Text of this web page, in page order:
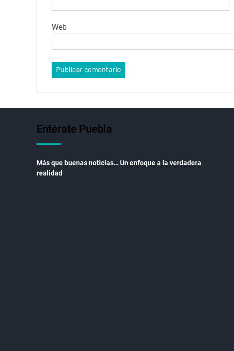
Web
Entérate Puebla
Más que buenas noticias… Un enfoque a la verdadera
realidad